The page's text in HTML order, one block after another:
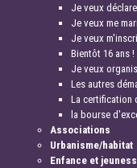
Je veux
Je veux me
Je veux
Bientôt 16 ans
Je veux
Les autres
La certification
la bourse
Associations
Urbanisme/habitat
Enfance et